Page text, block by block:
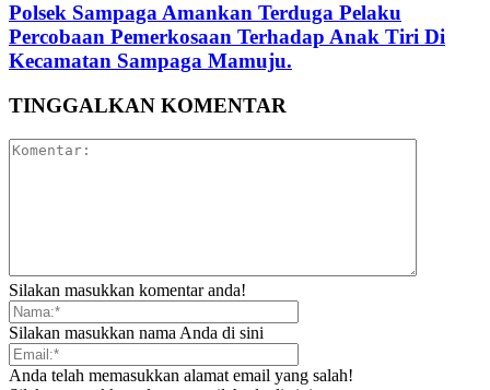
Polsek Sampaga Amankan Terduga Pelaku
Percobaan Pemerkosaan Terhadap Anak Tiri Di
Kecamatan Sampaga Mamuju.
TINGGALKAN KOMENTAR
Silakan masukkan komentar anda!
Silakan masukkan nama Anda di sini
Anda telah memasukkan alamat email yang salah!